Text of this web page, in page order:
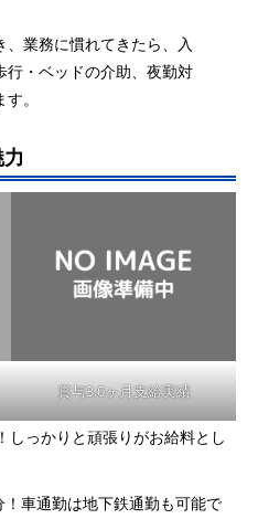
業務に慣れてきたら、入
・ベッドの介助、夜勤対
。
賞与3.0ヶ月支給実績
しっかりと頑張りがお給料とし
車通勤は地下鉄通勤も可能で